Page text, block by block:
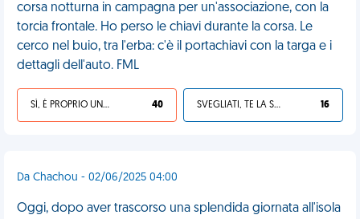
corsa notturna in campagna per un'associazione, con la
torcia frontale. Ho perso le chiavi durante la corsa. Le
cerco nel buio, tra l'erba: c'è il portachiavi con la targa e i
dettagli dell'auto. FML
SÌ, È PROPRIO UNA VDM! 40 SVEGLIATI, TE LA SEI CERCATA! 16
Da Chachou - 02/06/2025 04:00
Oggi, dopo aver trascorso una splendida giornata all'isola